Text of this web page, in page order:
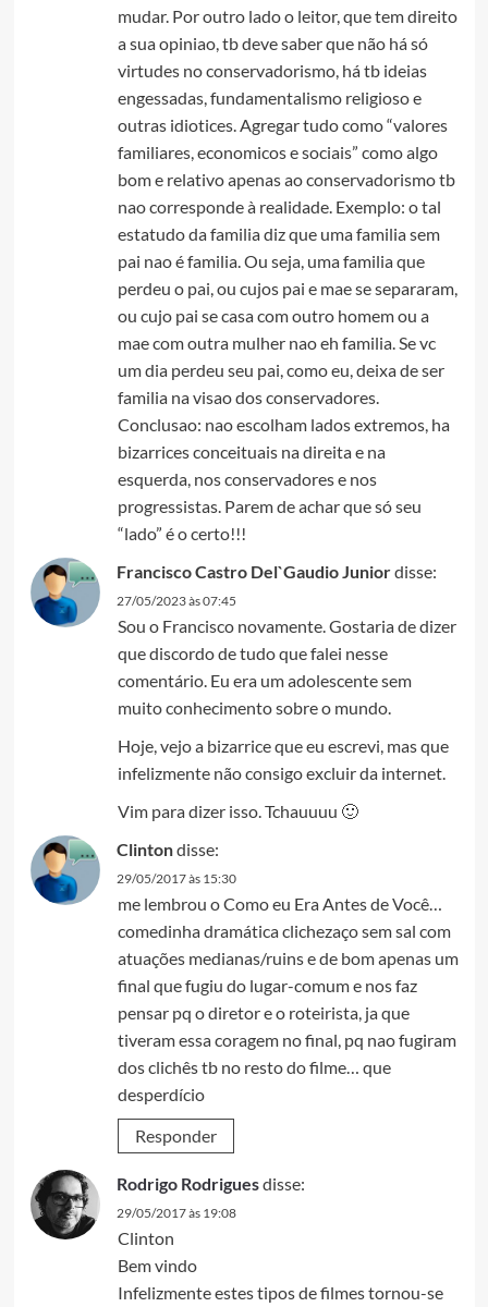
mudar. Por outro lado o leitor, que tem direito
a sua opiniao, tb deve saber que não há só
virtudes no conservadorismo, há tb ideias
engessadas, fundamentalismo religioso e
outras idiotices. Agregar tudo como “valores
familiares, economicos e sociais” como algo
bom e relativo apenas ao conservadorismo tb
nao corresponde à realidade. Exemplo: o tal
estatudo da familia diz que uma familia sem
pai nao é familia. Ou seja, uma familia que
perdeu o pai, ou cujos pai e mae se separaram,
ou cujo pai se casa com outro homem ou a
mae com outra mulher nao eh familia. Se vc
um dia perdeu seu pai, como eu, deixa de ser
familia na visao dos conservadores.
Conclusao: nao escolham lados extremos, ha
bizarrices conceituais na direita e na
esquerda, nos conservadores e nos
progressistas. Parem de achar que só seu
“lado” é o certo!!!
Francisco Castro Del`Gaudio Juniordisse:
27/05/2023 às 07:45
Sou o Francisco novamente. Gostaria de dizer
que discordo de tudo que falei nesse
comentário. Eu era um adolescente sem
muito conhecimento sobre o mundo.
Hoje, vejo a bizarrice que eu escrevi, mas que
infelizmente não consigo excluir da internet.
Vim para dizer isso. Tchauuuu 🙂
Clintondisse:
29/05/2017 às 15:30
me lembrou o Como eu Era Antes de Você…
comedinha dramática clichezaço sem sal com
atuações medianas/ruins e de bom apenas um
final que fugiu do lugar-comum e nos faz
pensar pq o diretor e o roteirista, ja que
tiveram essa coragem no final, pq nao fugiram
dos clichês tb no resto do filme… que
desperdício
Responder
Rodrigo Rodriguesdisse:
29/05/2017 às 19:08
Clinton
Bem vindo
Infelizmente estes tipos de filmes tornou-se